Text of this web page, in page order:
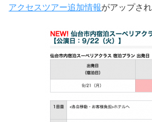
アクセスツアー追加情報がアップさ